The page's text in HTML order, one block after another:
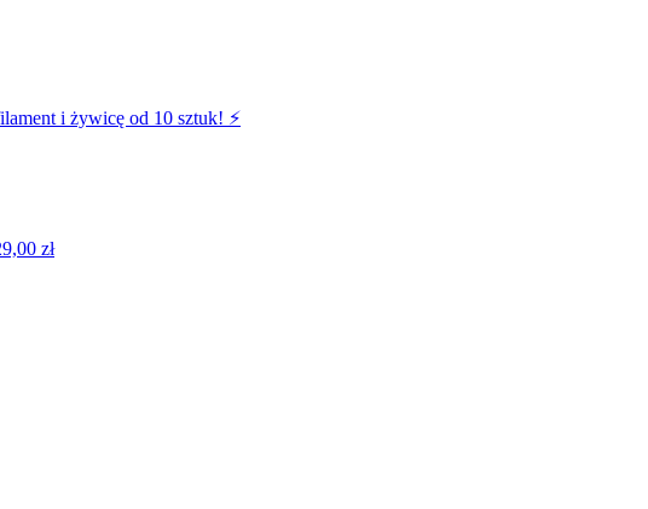
i żywicę od 10 sztuk! ⚡️
zł